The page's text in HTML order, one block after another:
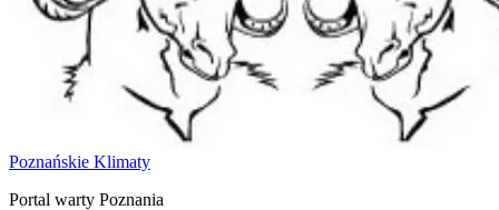
Poznańskie Klimaty
Portal warty Poznania